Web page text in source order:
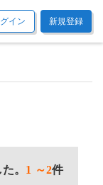
イン 新規登録
。 1 ～2件